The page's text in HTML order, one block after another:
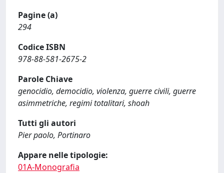
Pagine (a)
294
Codice ISBN
978-88-581-2675-2
Parole Chiave
genocidio, democidio, violenza, guerre civili, guerre
asimmetriche, regimi totalitari, shoah
Tutti gli autori
Pier paolo, Portinaro
Appare nelle tipologie:
01A-Monografia